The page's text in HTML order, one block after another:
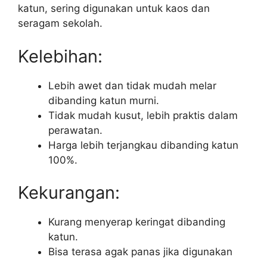
katun, sering digunakan untuk kaos dan
seragam sekolah.
Kelebihan:
Lebih awet dan tidak mudah melar
dibanding katun murni.
Tidak mudah kusut, lebih praktis dalam
perawatan.
Harga lebih terjangkau dibanding katun
100%.
Kekurangan:
Kurang menyerap keringat dibanding
katun.
Bisa terasa agak panas jika digunakan